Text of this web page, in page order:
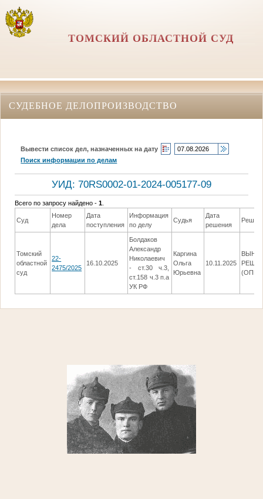
ТОМСКИЙ ОБЛАСТНОЙ СУД
СУДЕБНОЕ ДЕЛОПРОИЗВОДСТВО
Вывести список дел, назначенных на дату
Поиск информации по делам
УИД: 70RS0002-01-2024-005177-09
Всего по запросу найдено -1
Суд
Номер
дела
Дата
поступления
Информация
по делу
Судья
Дата
решения
Томский
областной
суд
22-
2475/2025
16.10.2025
Болдаков
Александр
Николаевич
- ст.30 ч.3,
ст.158 ч.3 п.а
УК РФ
Каргина
Ольга
Юрьевна
10.11.2025